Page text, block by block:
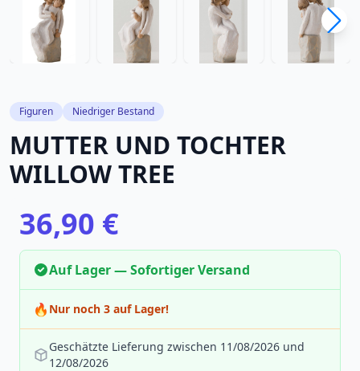
Figuren Niedriger Bestand
MUTTER UND TOCHTER
WILLOW TREE
36,90 €
Auf Lager — Sofortiger Versand
🔥 Nur noch 3 auf Lager!
Geschätzte Lieferung zwischen 11/08/2026 und
12/08/2026